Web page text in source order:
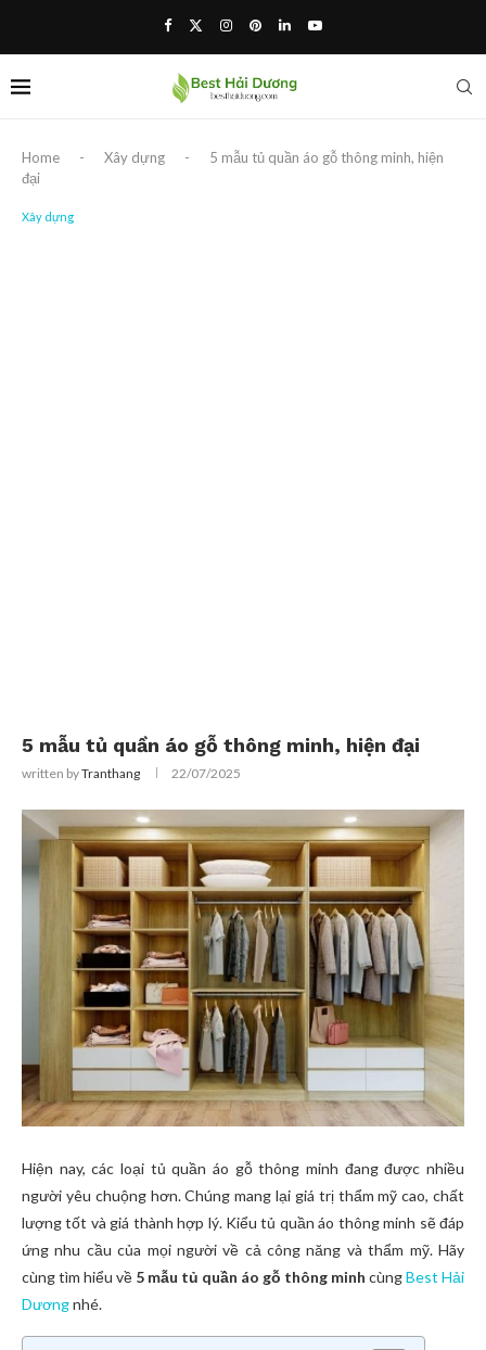
Home - Xây dựng -
5 mẫu tủ quần áo gỗ thông minh, hiện
đại
Xây dựng
5 mẫu tủ quần áo gỗ thông minh, hiện đại
written byTranthang 22/07/2025
Hiện nay, các loại tủ quần áo gỗ thông minh đang được nhiều
người yêu chuộng hơn. Chúng mang lại giá trị thẩm mỹ cao, chất
lượng tốt và giá thành hợp lý. Kiểu tủ quần áo thông minh sẽ đáp
ứng nhu cầu của mọi người về cả công năng và thẩm mỹ. Hãy
cùng tìm hiểu về 5 mẫu tủ quần áo gỗ thông minh cùngBest Hải
Dươngnhé.